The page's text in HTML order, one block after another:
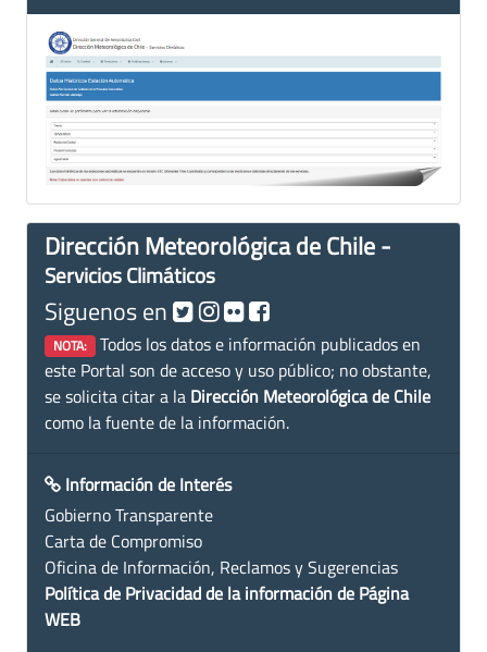
Dirección Meteorológica de Chile -
Servicios Climáticos
Siguenos en
NOTA: Todos los datos e información publicados en
este Portal son de acceso y uso público; no obstante,
se solicita citar a la Dirección Meteorológica de Chile
como la fuente de la información.
Información de Interés
Gobierno Transparente
Carta de Compromiso
Oficina de Información, Reclamos y Sugerencias
Política de Privacidad de la información de Página
WEB